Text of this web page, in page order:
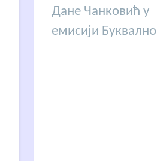
Дане Чанковић у
емисији Буквално